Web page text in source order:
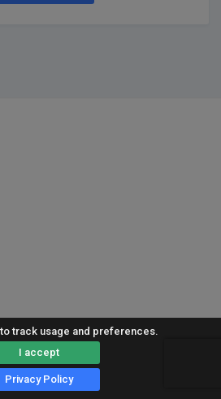
track usage and preferences.
I accept
Privacy Policy